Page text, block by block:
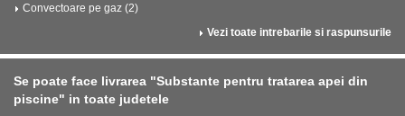
Convectoare pe gaz (2)
Vezi toate intrebarile si raspunsurile
Se poate face livrarea "Substante pentru tratarea apei din
piscine" in toate judetele